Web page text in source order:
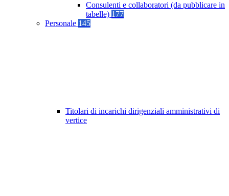
Consulenti e collaboratori (da pubblicare in
tabelle) 177
Personale 145
Titolari di incarichi dirigenziali amministrativi di
vertice